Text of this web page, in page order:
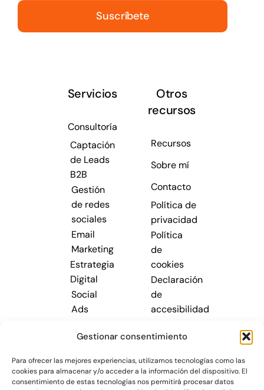
Gestionar consentimiento
Para ofrecer las mejores experiencias, utilizamos tecnologías como las
cookies para almacenar y/o acceder a la información del dispositivo. El
consentimiento de estas tecnologías nos permitirá procesar datos
Suscríbete
Servicios
Consultoría
Captación
de Leads
B2B
Gestión
de redes
sociales
Email
Marketing
Estrategia
Digital
Social
Ads
Posicionamiento
SEO
Otros
recursos
Recursos
Sobre mí
Contacto
Política de
privacidad
Política
de
cookies
Declaración
de
accesibilidad